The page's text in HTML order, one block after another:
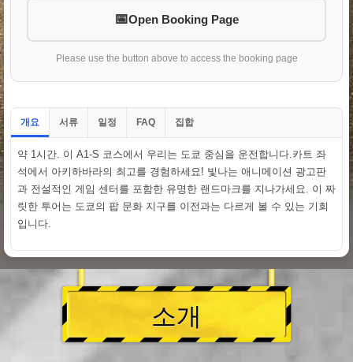
Open Booking Page
Please use the button above to access the booking page
개요 서류 일정 FAQ 집합
약 1시간. 이 A1-S 코스에서 우리는 도쿄 중심을 운전합니다.카트 좌
석에서 아키하바라의 최고를 경험하세요! 빛나는 애니메이션 광고판
과 전설적인 게임 센터를 포함한 유명한 랜드마크를 지나가세요. 이 짜
릿한 투어는 도쿄의 팝 문화 지구를 이전과는 다르게 볼 수 있는 기회
입니다.
소개